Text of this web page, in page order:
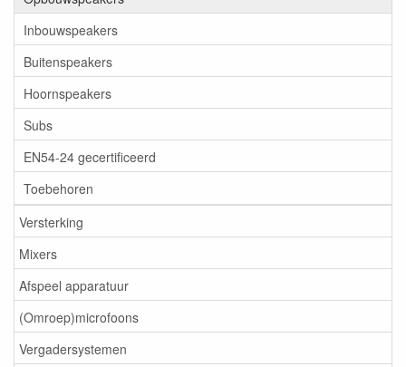
Inbouwspeakers
Buitenspeakers
Hoornspeakers
Subs
EN54-24 gecertificeerd
Toebehoren
Versterking
Mixers
Afspeel apparatuur
(Omroep)microfoons
Vergadersystemen